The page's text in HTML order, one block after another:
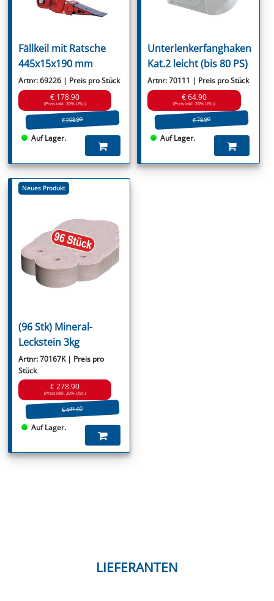
Fällkeil mit Ratsche
445x15x190 mm
Artnr: 69226 | Preis pro Stück
€ 178.90
(Preis inkl. 20% USt.)
€ 208.90
Auf Lager.
Unterlenkerfanghaken
Kat.2 leicht (bis 80 PS)
Artnr: 70111 | Preis pro Stück
€ 64.90
(Preis inkl. 20% USt.)
€ 78.90
Auf Lager.
Neues Produkt
(96 Stk) Mineral-
Leckstein 3kg
Artnr: 70167K | Preis pro
Stück
€ 278.90
(Preis inkl. 20% USt.)
€ 441.60
Auf Lager.
LIEFERANTEN